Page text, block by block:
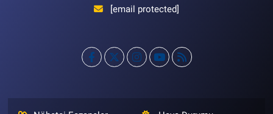
[email protected]